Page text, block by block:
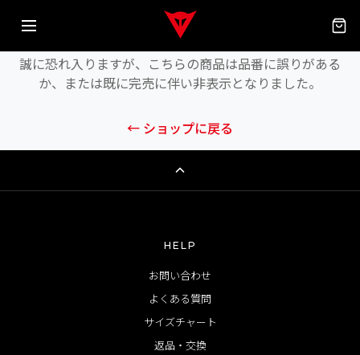
商品が見つかりません
誠に恐れ入りますが、こちらの商品は品番に誤りがある
か、または既に完売に伴い非表示となりました。
← ショップに戻る
HELP
お問い合わせ
よくある質問
サイズチャート
返品・交換